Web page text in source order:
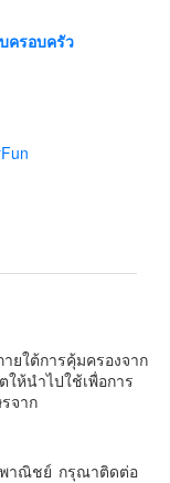
ครอบครัว
ยใต้การคุ้มครองจาก
ห้นำไปใช้เพื่อการ
จาก
พาณิชย์ กรุณาติดต่อ